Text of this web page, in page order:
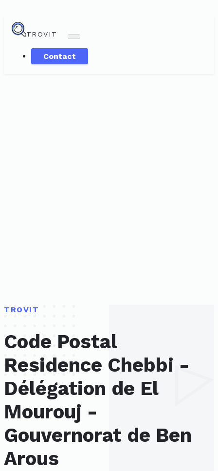
TROVIT
Contact
TROVIT
Code Postal
Residence Chebbi -
Délégation de El
Mourouj -
Gouvernorat de Ben
Arous